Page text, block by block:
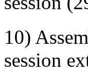
10)
session